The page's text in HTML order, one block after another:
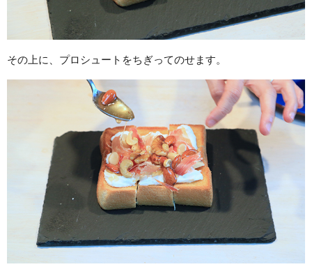
その上に、プロシュートをちぎってのせます。